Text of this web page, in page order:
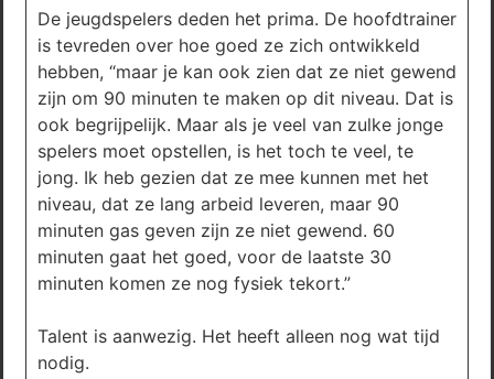
De jeugdspelers deden het prima. De hoofdtrainer
is tevreden over hoe goed ze zich ontwikkeld
hebben, “maar je kan ook zien dat ze niet gewend
zijn om 90 minuten te maken op dit niveau. Dat is
ook begrijpelijk. Maar als je veel van zulke jonge
spelers moet opstellen, is het toch te veel, te
jong. Ik heb gezien dat ze mee kunnen met het
niveau, dat ze lang arbeid leveren, maar 90
minuten gas geven zijn ze niet gewend. 60
minuten gaat het goed, voor de laatste 30
minuten komen ze nog fysiek tekort.”
Talent is aanwezig. Het heeft alleen nog wat tijd
nodig.